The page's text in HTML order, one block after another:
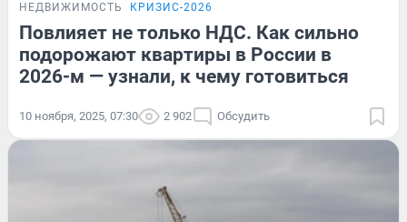
НЕДВИЖИМОСТЬ КРИЗИС-2026
Повлияет не только НДС. Как сильно
подорожают квартиры в России в
2026-м — узнали, к чему готовиться
10 ноября, 2025, 07:30 2 902 Обсудить